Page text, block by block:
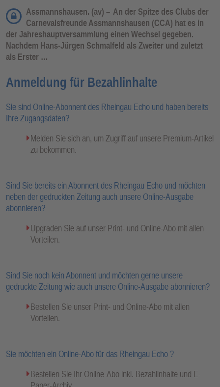
Assmannshausen. (av) – An der Spitze des Clubs der
Carnevalsfreunde Assmannshausen (CCA) hat es in
der Jahreshauptversammlung einen Wechsel gegeben.
Nachdem Hans-Jürgen Schmalfeld als Zweiter und zuletzt
als Erster …
Anmeldung für Bezahlinhalte
Sie sind Online-Abonnent des Rheingau Echo und haben bereits
Ihre Zugangsdaten?
Melden Sie sich an, um Zugriff auf unsere Premium-Artikel
zu bekommen.
Sind Sie bereits ein Abonnent des Rheingau Echo und möchten
neben der gedruckten Zeitung auch unsere Online-Ausgabe
abonnieren?
Upgraden Sie auf unser Print- und Online-Abo mit allen
Vorteilen.
Sind Sie noch kein Abonnent und möchten gerne unsere
gedruckte Zeitung wie auch unsere Online-Ausgabe abonnieren?
Bestellen Sie unser Print- und Online-Abo mit allen
Vorteilen.
Sie möchten ein Online-Abo für das Rheingau Echo ?
Bestellen Sie Ihr Online-Abo inkl. Bezahlinhalte und E-